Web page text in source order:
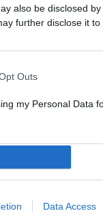
also be disclosed
further disclose it to
Outs
my Personal Data
Data Access